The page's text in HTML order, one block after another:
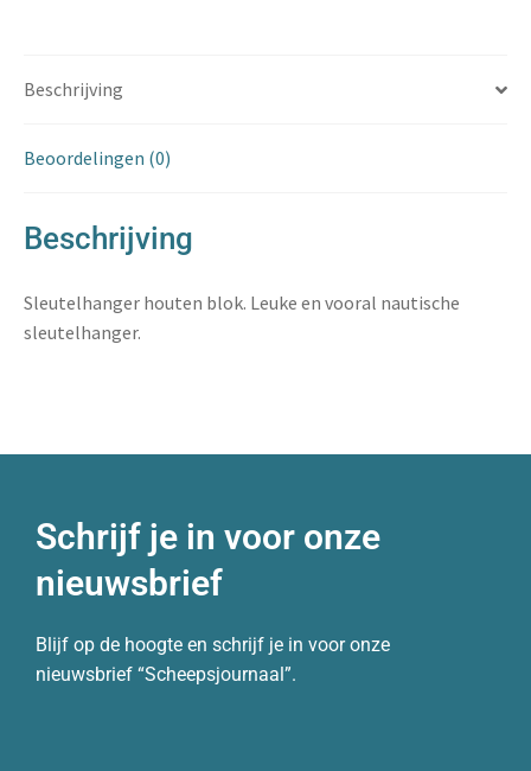
Beschrijving
Beoordelingen (0)
Beschrijving
Sleutelhanger houten blok. Leuke en vooral nautische
sleutelhanger.
Schrijf je in voor onze
nieuwsbrief
Blijf op de hoogte en schrijf je in voor onze
nieuwsbrief “Scheepsjournaal”.